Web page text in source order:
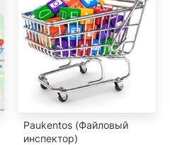
Paukentos (Файловый
инспектор)